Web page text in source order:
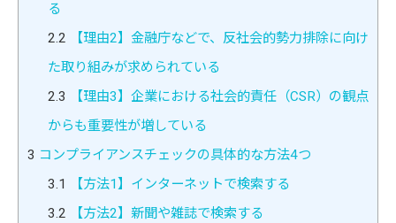
る
2.2 【理由2】金融庁などで、反社会的勢力排除に向け
た取り組みが求められている
2.3 【理由3】企業における社会的責任（CSR）の観点
からも重要性が増している
3 コンプライアンスチェックの具体的な方法4つ
3.1
【方法1】インターネットで検索する
3.2 【方法2】新聞や雑誌で検索する